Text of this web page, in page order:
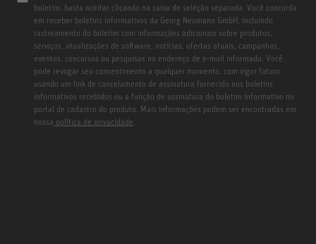
boletim, basta aceitar clicando na caixa de seleção separada. Você concorda
em receber boletins informativos da Georg Neumann GmbH, incluindo
rastreamento do boletim com informações adicionais sobre produtos,
serviços, atualizações de software, notícias, ofertas atuais, campanhas,
eventos, concursos ou pesquisas no endereço de e-mail informado. Você
pode revogar seu consentimento a qualquer momento, com vigor futuro
usando um link de cancelamento de assinatura fornecido nos boletins
informativos recebidos ou a função de assinatura do boletim informativo no
portal de cadastro do produto. Mais informações podem ser encontradas em
nossa política de privacidade.